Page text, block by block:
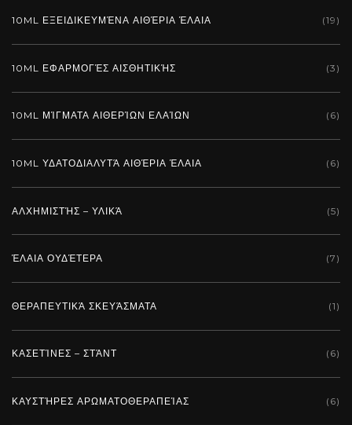
10ML ΕΞΕΙΔΙΚΕΥΜΈΝΑ ΑΙΘΈΡΙΑ ΈΛΑΙΑ (19)
10ML ΕΦΑΡΜΟΓΈΣ ΑΙΣΘΗΤΙΚΉΣ (3)
10ML ΜΊΓΜΑΤΑ ΑΙΘΕΡΊΩΝ ΕΛΑΊΩΝ (6)
10ML ΥΔΑΤΟΔΙΑΛΥΤΆ ΑΙΘΈΡΙΑ ΈΛΑΙΑ (6)
ΑΛΧΗΜΙΣΤΉΣ – ΥΛΙΚΆ (5)
ΈΛΑΙΑ ΟΥΔΈΤΕΡΑ (7)
ΘΕΡΑΠΕΥΤΙΚΆ ΣΚΕΥΆΣΜΑΤΑ (1)
ΚΑΣΕΤΊΝΕΣ – ΣΤΆΝΤ (6)
ΚΑΥΣΤΉΡΕΣ ΑΡΩΜΑΤΟΘΕΡΑΠΕΊΑΣ (6)